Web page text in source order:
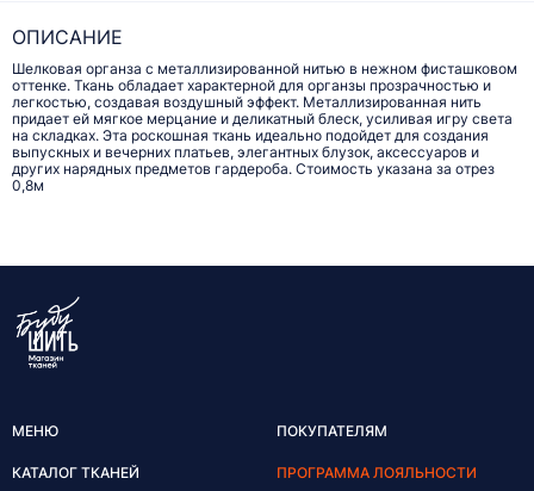
ОПИСАНИЕ
Шелковая органза с металлизированной нитью в нежном фисташковом
оттенке. Ткань обладает характерной для органзы прозрачностью и
легкостью, создавая воздушный эффект. Металлизированная нить
придает ей мягкое мерцание и деликатный блеск, усиливая игру света
на складках. Эта роскошная ткань идеально подойдет для создания
выпускных и вечерних платьев, элегантных блузок, аксессуаров и
других нарядных предметов гардероба. Стоимость указана за отрез
0,8м
МЕНЮ
КАТАЛОГ ТКАНЕЙ
ПОКУПАТЕЛЯМ
ПРОГРАММА ЛОЯЛЬНОСТИ